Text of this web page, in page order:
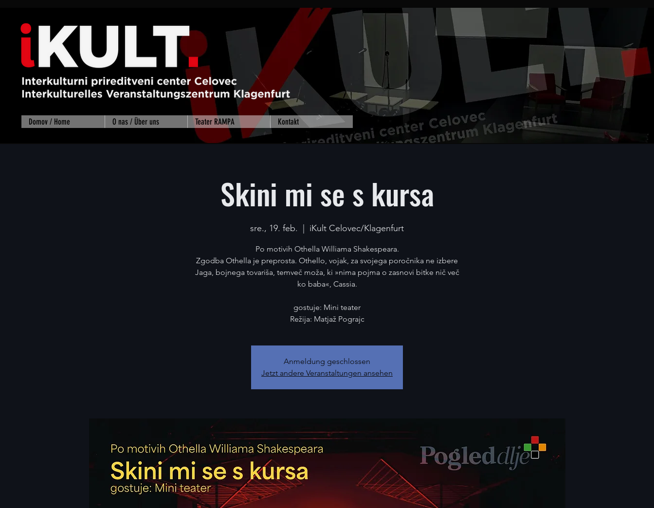
Domov / Home O nas / Über uns Teater RAMPA Kontakt
Skini mi se s kursa
sre., 19. feb. iKult Celovec/Klagenfurt
Po motivih Othella Williama Shakespeara.
Zgodba Othella je preprosta. Othello, vojak, za svojega poročnika ne izbere
Jaga, bojnega tovariša, temveč moža, ki »nima pojma o zasnovi bitke nič več
ko baba«, Cassia.
gostuje: Mini teater
Režija: Matjaž Pograjc
Anmeldung geschlossen
Jetzt andere Veranstaltungen ansehen